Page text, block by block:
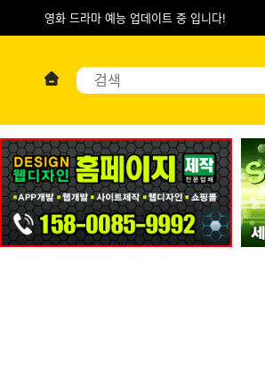
영화 드라마 예능 업데이트 중 입니다!